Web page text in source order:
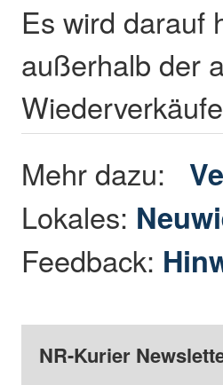
Es wird darauf
außerhalb der
Mehr dazu:
Lokales:
Feedback:
NR-Kurier